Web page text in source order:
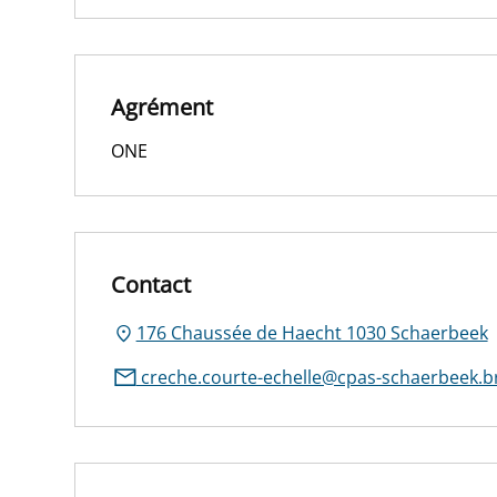
Agrément
ONE
Contact
176 Chaussée de Haecht 1030 Schaerbeek
creche.courte-echelle@cpas-